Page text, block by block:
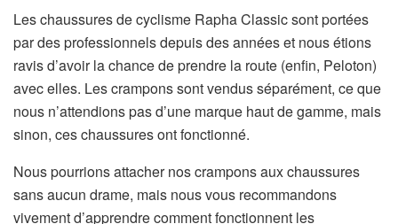
Les chaussures de cyclisme Rapha Classic sont portées
par des professionnels depuis des années et nous étions
ravis d’avoir la chance de prendre la route (enfin, Peloton)
avec elles. Les crampons sont vendus séparément, ce que
nous n’attendions pas d’une marque haut de gamme, mais
sinon, ces chaussures ont fonctionné.
Nous pourrions attacher nos crampons aux chaussures
sans aucun drame, mais nous vous recommandons
vivement d’apprendre comment fonctionnent les